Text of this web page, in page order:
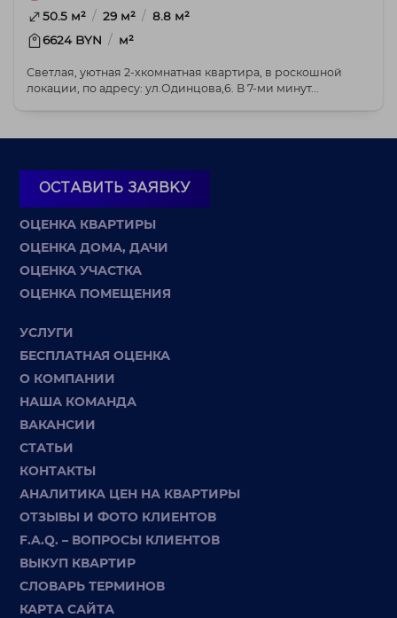
50.5 м² / 29 м² / 8.8 м²
6624 BYN / м²
Светлая, уютная 2-хкомнатная квартира, в роскошной
локации, по адресу: ул.Одинцова,6. В 7-ми минут...
ОСТАВИТЬ ЗАЯВКУ
ОЦЕНКА КВАРТИРЫ
ОЦЕНКА ДОМА, ДАЧИ
ОЦЕНКА УЧАСТКА
ОЦЕНКА ПОМЕЩЕНИЯ
УСЛУГИ
БЕСПЛАТНАЯ ОЦЕНКА
О КОМПАНИИ
НАША КОМАНДА
ВАКАНСИИ
СТАТЬИ
КОНТАКТЫ
АНАЛИТИКА ЦЕН НА КВАРТИРЫ
ОТЗЫВЫ И ФОТО КЛИЕНТОВ
F.A.Q. – ВОПРОСЫ КЛИЕНТОВ
ВЫКУП КВАРТИР
СЛОВАРЬ ТЕРМИНОВ
КАРТА САЙТА